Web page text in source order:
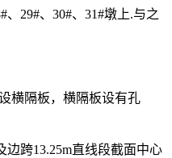
29#、30#、31#墩上.与之
横隔板，横隔板设有孔
边跨13.25m直线段截面中心